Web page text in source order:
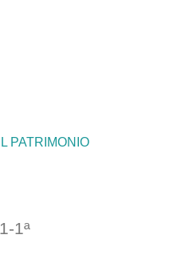
PATRIMONIO
1ª